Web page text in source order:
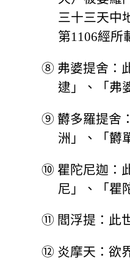
三十三天中
第1106經所
⑧ 弗婆提舍：
逮」、「弗
⑨ 欝多羅提舍
洲」、「欝
⑩ 瞿陀尼迦：
尼」、「瞿
⑪ 閻浮提：此
⑫ 炎摩天：欲